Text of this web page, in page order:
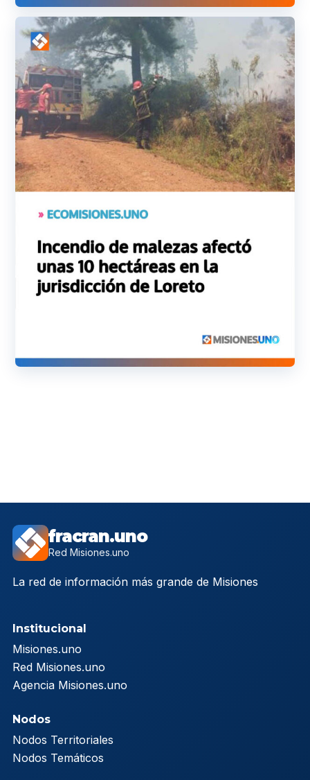
fracran.uno
Red Misiones.uno
La red de información más grande de Misiones
Institucional
Misiones.uno
Red Misiones.uno
Agencia Misiones.uno
Nodos
Nodos Territoriales
Nodos Temáticos